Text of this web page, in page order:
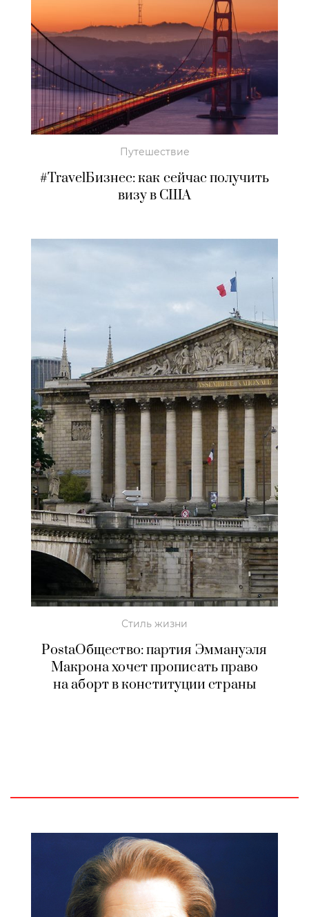
Путешествие
#TravelБизнес: как сейчас получить
визу в США
Стиль жизни
PostaОбщество: партия Эммануэля
Макрона хочет прописать право
на аборт в конституции страны